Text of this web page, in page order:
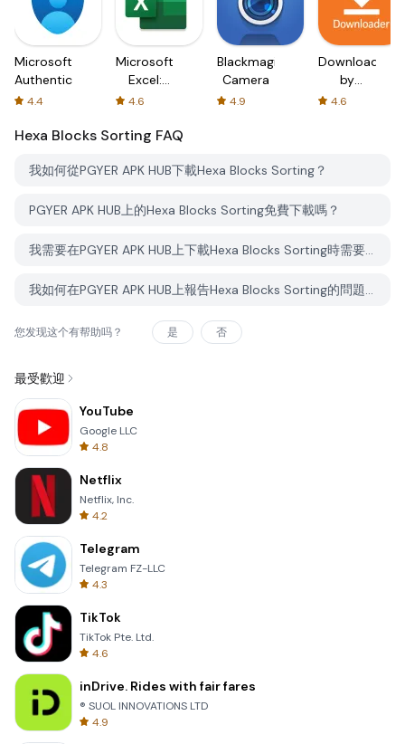
Microsoft
Authenticator
4.4
Microsoft
Excel:
Spreadsheets
4.6
Blackmagic
Camera
4.9
Downloader
by
AFTVnews
4.6
Hexa Blocks Sorting FAQ
我如何從PGYER APK HUB下載Hexa Blocks Sorting？
PGYER APK HUB上的Hexa Blocks Sorting免費下載嗎？
我需要在PGYER APK HUB上下載Hexa Blocks Sorting時需要帳戶嗎？
我如何在PGYER APK HUB上報告Hexa Blocks Sorting的問題？
您发现这个有帮助吗？ 是 否
最受歡迎
YouTube
Google LLC
4.8
Netflix
Netflix, Inc.
4.2
Telegram
Telegram FZ-LLC
4.3
TikTok
TikTok Pte. Ltd.
4.6
inDrive. Rides with fair fares
® SUOL INNOVATIONS LTD
4.9